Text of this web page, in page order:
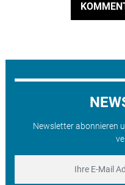
Newsletter abonnieren